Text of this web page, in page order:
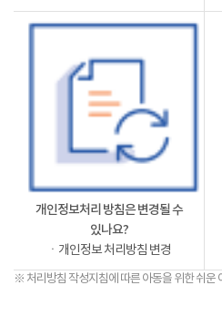
개인정보처리 방침은 변경될 수
있나요?
ㆍ개인정보 처리방침 변경
※ 처리방침 작성지침에 따른 아동을 위한 쉬운